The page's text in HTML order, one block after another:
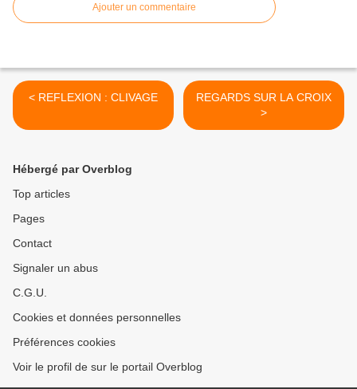
Ajouter un commentaire
< REFLEXION : CLIVAGE
REGARDS SUR LA CROIX
>
Hébergé par Overblog
Top articles
Pages
Contact
Signaler un abus
C.G.U.
Cookies et données personnelles
Préférences cookies
Voir le profil de sur le portail Overblog